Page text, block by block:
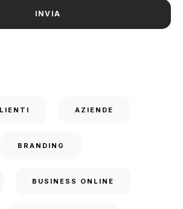
AZIENDE
BRANDING
BUSINESS ONLINE